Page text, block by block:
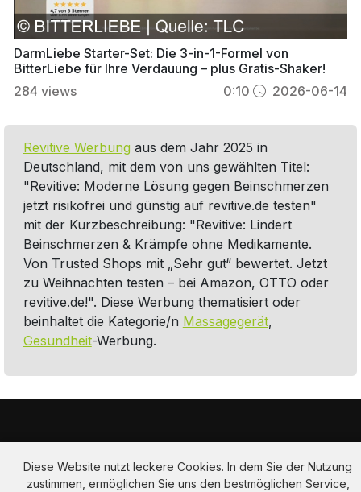
Diese Website nutzt leckere Cookies. In dem Sie der Nutzung
zustimmen, ermöglichen Sie uns den bestmöglichen Service,
DarmLiebe Starter-Set: Die 3-in-1-Formel von
BitterLiebe für Ihre Verdauung – plus Gratis-Shaker!
284 views 0:10 2026-06-14
Revitive Werbung aus dem Jahr 2025 in
Deutschland, mit dem von uns gewählten Titel:
"Revitive: Moderne Lösung gegen Beinschmerzen
jetzt risikofrei und günstig auf revitive.de testen"
mit der Kurzbeschreibung: "Revitive: Lindert
Beinschmerzen & Krämpfe ohne Medikamente.
Von Trusted Shops mit „Sehr gut“ bewertet. Jetzt
zu Weihnachten testen – bei Amazon, OTTO oder
revitive.de!". Diese Werbung thematisiert oder
beinhaltet die Kategorie/n Massagegerät,
Gesundheit-Werbung.